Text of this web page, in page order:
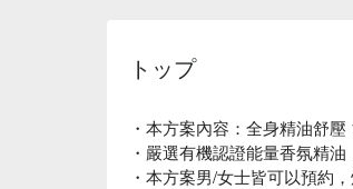
トップ
・本方案內容：全身精油舒
・嚴選有機認證能量香氛精
・本方案男/女士皆可以預約